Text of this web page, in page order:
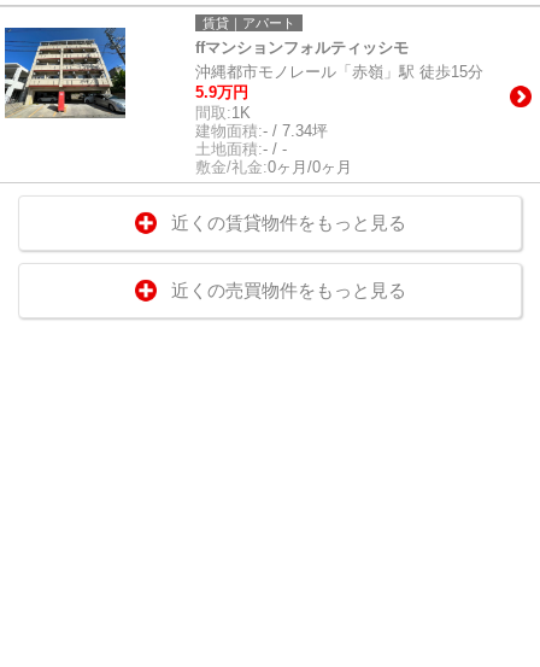
賃貸｜アパート
ffマンションフォルティッシモ
沖縄都市モノレール「赤嶺」駅 徒歩15分
5.9万円
間取:1K
建物面積:- / 7.34坪
土地面積:- / -
敷金/礼金:0ヶ月/0ヶ月
近くの賃貸物件をもっと見る
近くの売買物件をもっと見る